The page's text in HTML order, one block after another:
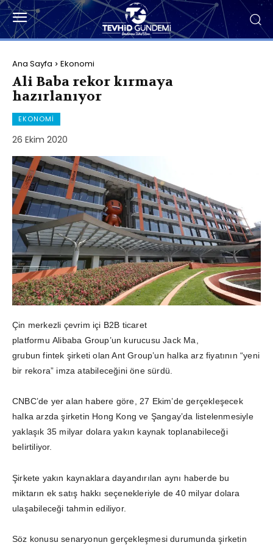
Ana Sayfa Ekonomi
Ali Baba rekor kırmaya
hazırlanıyor
EKONOMI
26 Ekim 2020
Çin merkezli çevrim içi B2B ticaret
platformu Alibaba Group’un kurucusu Jack Ma,
grubun fintek şirketi olan Ant Group’un halka arz fiyatının “yeni
bir rekora” imza atabileceğini öne sürdü.
CNBC’de yer alan habere göre, 27 Ekim’de gerçekleşecek
halka arzda şirketin Hong Kong ve Şangay’da listelenmesiyle
yaklaşık 35 milyar dolara yakın kaynak toplanabileceği
belirtiliyor.
Şirkete yakın kaynaklara dayandırılan aynı haberde bu
miktarın ek satış hakkı seçenekleriyle de 40 milyar dolara
ulaşabileceği tahmin ediliyor.
Söz konusu senaryonun gerçekleşmesi durumunda şirketin